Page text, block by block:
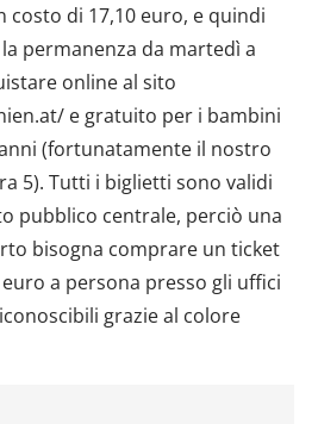
costo di 17,10 euro, e quindi
permanenza da martedì a
online al sito
e gratuito per i bambini
(fortunatamente il nostro
5). Tutti i biglietti sono validi
pubblico centrale, perciò una
bisogna comprare un ticket
a persona presso gli uffici
grazie al colore